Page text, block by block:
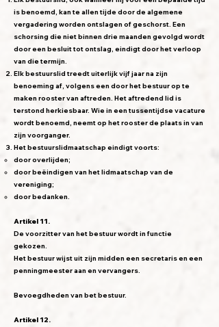
is benoemd, kan te allen tijde door de algemene
vergadering worden ontslagen of geschorst. Een
schorsing die niet binnen drie maanden gevolgd wordt
door een besluit tot ontslag, eindigt door het verloop
van die termijn.
Elk bestuurslid treedt uiterlijk vijf jaar na zijn
benoeming af, volgens een door het bestuur op te
maken rooster van aftreden. Het aftredend lid is
terstond herkiesbaar. Wie in een tussentijdse vacature
wordt benoemd, neemt op het rooster de plaats in van
zijn voorganger.
Het bestuurslidmaatschap eindigt voorts:
door overlijden;
door beëindigen van het lidmaatschap van de
vereniging;
door bedanken.
Artikel 11.
De voorzitter van het bestuur wordt in functie
gekozen.
Het bestuur wijst uit zijn midden een secretaris en een
penningmeester aan en vervangers.
Bevoegdheden van bet bestuur.
Artikel 12.